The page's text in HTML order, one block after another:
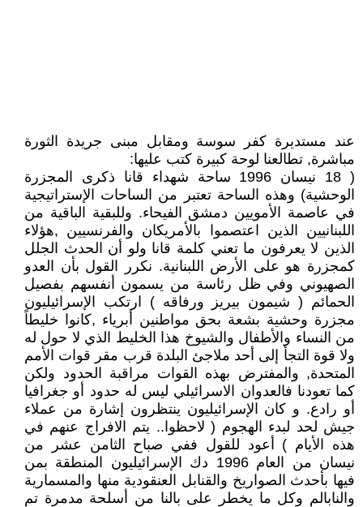
عند مستديرة كفر سوسة ومقابل مبنى جريدة الثورة
مباشرة, تطالعنا لوحة كبيرة كتب عليها:
( 18 نيسان 1996 ساحة شهداء قانا ذكرى المجزرة
الوحشية) وهذه الساحة تعتبر من الساحات الإستراتيجية
في عاصمة الأمويين دمشق الفيحاء. وللبقية الباقية من
اللبنانيين الذين اعتصموا بالأمريكان والفرنسيين ,هؤلاء
الذين لا يعرفون ما تعني كلمة قانا ولو أن الحدث الجلل
كمجزرة هو على الأرض اللبنانية. نكرر القول بأن العدو
الصهيوني وفي ظل رئاسة من يسمون أنفسهم بفصيل
الحمائم ( شيمون بيريز ورفاقه ) ارتكب الإسرائيليون
مجزرة وحشية بشعة بحق مواطنين أبرياء ,كانوا خليطاً
من النساء والأطفال والشيوخ هذا الخليط الذي لا حول له
ولا قوة التجأ إلى أحد ملاجئ البلدة قرب مقر قوات الأمم
المتحدة, والمفترض بهذه القوات مراقبة الحدود ولكن
كما تعودنا فالعدوان الاسرائيلي ليس له حدود أو جغرافيا
أو رادع. و كان الإسرائيليون ينتظرون إشارة من عملاء
جيش لحد لبدء الهجوم ( لاحظوا.. يتم الافراج عنهم في
هذه الأيام ) أعود للقول ففي صباح الثامن عشر من
نيسان من العام 1996 دك الإسرائيليون المنطقة بمن
فيها بأحدث الصواريخ والقنابل العنقودية منها والمسمارية
والنابالم وكل ما يخطر على بالنا من أسلحة مدمرة تم